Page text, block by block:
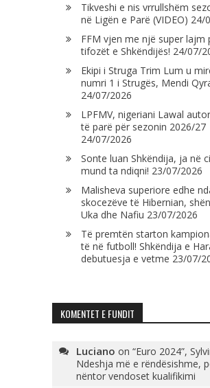
Tikveshi e nis vrrullshëm
në Ligën e Parë (VIDEO) 24/
FFM vjen me një super lajm
tifozët e Shkëndijës! 24/07/
Ekipi i Struga Trim Lum u
numri 1 i Strugës, Mendi
24/07/2026
LPFMV, nigeriani Lawal
të parë për sezonin 2026/27
24/07/2026
Sonte luan Shkëndija, ja në
mund ta ndiqni! 23/07/2026
Malisheva superiore edhe
skocezëve të Hibernian,
Uka dhe Nafiu 23/07/2026
Të premtën starton
të në futboll! Shkëndija e
debutuesja e vetme 23/07/
KOMENTET E FUNDIT
Luciano on “Euro 2024”,
Ndeshja më e rëndësishme,
nëntor vendoset kualifikimi